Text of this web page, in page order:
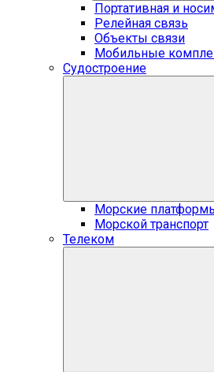
Портативная и
Релейная связь
Объекты связи
Мобильные
Судостроение
Морские
Морской транспорт
Телеком